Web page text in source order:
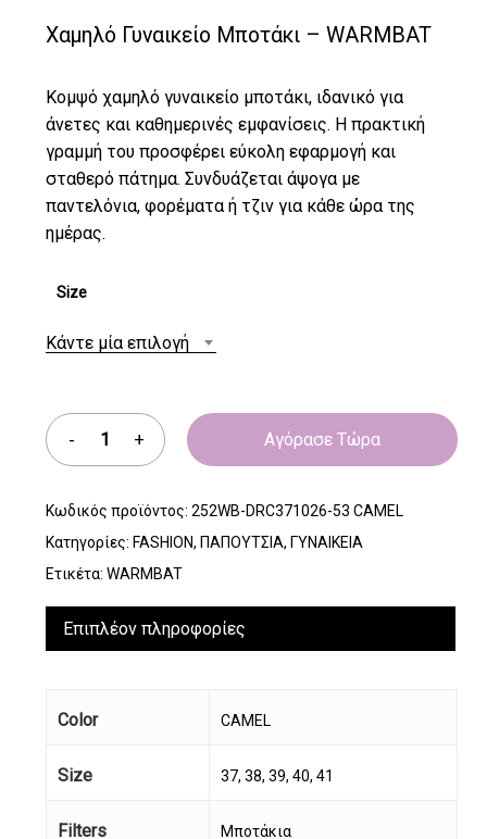
Χαμηλό Γυναικείο Μποτάκι – WARMBAT
Κομψό χαμηλό γυναικείο μποτάκι, ιδανικό για
άνετες και καθημερινές εμφανίσεις. Η πρακτική
γραμμή του προσφέρει εύκολη εφαρμογή και
σταθερό πάτημα. Συνδυάζεται άψογα με
παντελόνια, φορέματα ή τζιν για κάθε ώρα της
ημέρας.
Size
Κάντε μία επιλογή
Αγόρασε Τώρα
Κωδικός προϊόντος: 252WB-DRC371026-53 CAMEL
Κατηγορίες: FASHION, ΠΑΠΟΥΤΣΙΑ, ΓΥΝΑΙΚΕΙΑ
Ετικέτα: WARMBAT
Επιπλέον πληροφορίες
Color CAMEL
Size 37, 38, 39, 40, 41
Filters Μποτάκια